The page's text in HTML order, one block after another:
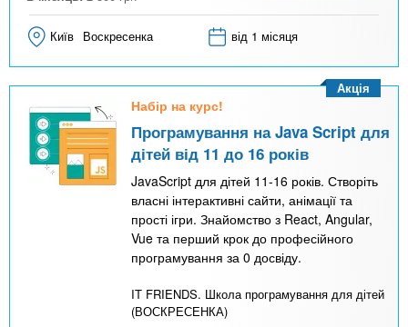
Київ Воскресенка від 1 місяця
Набір на курс!
Програмування на Java Script для
дітей від 11 до 16 років
JavaScript для дітей 11-16 років. Створіть
власні інтерактивні сайти, анімації та
прості ігри. Знайомство з React, Angular,
Vue та перший крок до професійного
програмування за 0 досвіду.
IT FRIENDS. Школа програмування для дітей
(ВОСКРЕСЕНКА)
Акція